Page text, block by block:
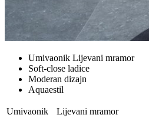
Umivaonik Lijevani mramor
Soft-close ladice
Moderan dizajn
Aquaestil
Umivaonik
Lijevani mramor